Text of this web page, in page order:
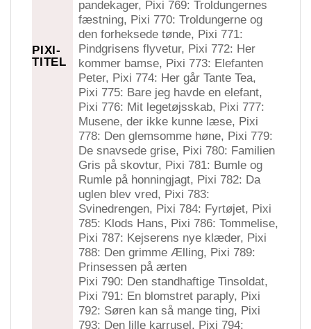
PIXI-
TITEL
pandekager, Pixi 769: Troldungernes
fæstning, Pixi 770: Troldungerne og
den forheksede tønde, Pixi 771:
Pindgrisens flyvetur, Pixi 772: Her
kommer bamse, Pixi 773: Elefanten
Peter, Pixi 774: Her går Tante Tea,
Pixi 775: Bare jeg havde en elefant,
Pixi 776: Mit legetøjsskab, Pixi 777:
Musene, der ikke kunne læse, Pixi
778: Den glemsomme høne, Pixi 779:
De snavsede grise, Pixi 780: Familien
Gris på skovtur, Pixi 781: Bumle og
Rumle på honningjagt, Pixi 782: Da
uglen blev vred, Pixi 783:
Svinedrengen, Pixi 784: Fyrtøjet, Pixi
785: Klods Hans, Pixi 786: Tommelise,
Pixi 787: Kejserens nye klæder, Pixi
788: Den grimme Ælling, Pixi 789:
Prinsessen på ærten
Pixi 790: Den standhaftige Tinsoldat,
Pixi 791: En blomstret paraply, Pixi
792: Søren kan så mange ting, Pixi
793: Den lille karrusel, Pixi 794: